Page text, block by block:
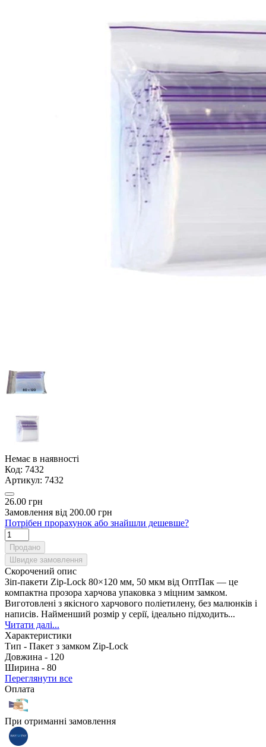
Немає в наявності
Код: 7432
Артикул: 7432
26.00 грн
Замовлення від 200.00 грн
Потрібен прорахунок або знайшли дешевше?
Продано
Швидке замовлення
Скорочений опис
Зіп-пакети Zip-Lock 80×120 мм, 50 мкм від ОптПак — це
компактна прозора харчова упаковка з міцним замком.
Виготовлені з якісного харчового поліетилену, без малюнків і
написів. Найменший розмір у серії, ідеально підходить...
Читати далі...
Характеристики
Тип - Пакет з замком Zip-Lock
Довжина - 120
Ширина - 80
Переглянути все
Оплата
При отриманні замовлення